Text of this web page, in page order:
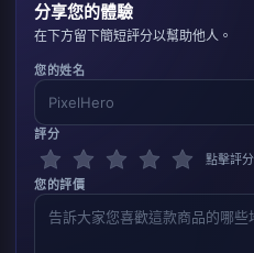
分享您的體驗
在下方留下簡短評分以幫助他人。
您的姓名
評分
點擊評分
您的評價